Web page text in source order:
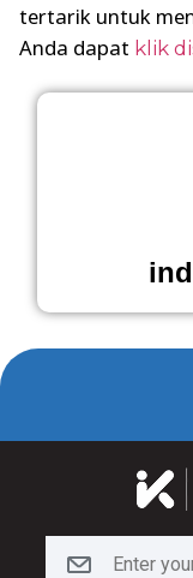
tertarik untuk
Anda dapat klik